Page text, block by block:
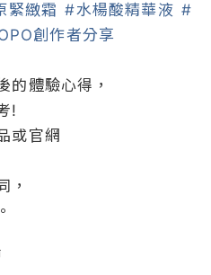
緊緻霜 #水楊酸精華液 #
創作者分享
的體驗心得，
!
或官網
，